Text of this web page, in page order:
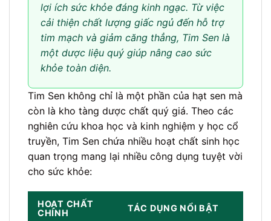
lợi ích sức khỏe đáng kinh ngạc. Từ việc
cải thiện chất lượng giấc ngủ đến hỗ trợ
tim mạch và giảm căng thẳng, Tim Sen là
một dược liệu quý giúp nâng cao sức
khỏe toàn diện.
Tim Sen không chỉ là một phần của hạt sen mà
còn là kho tàng dược chất quý giá. Theo các
nghiên cứu khoa học và kinh nghiệm y học cổ
truyền, Tim Sen chứa nhiều hoạt chất sinh học
quan trọng mang lại nhiều công dụng tuyệt vời
cho sức khỏe:
HOẠT CHẤT
CHÍNH
TÁC DỤNG NỔI BẬT